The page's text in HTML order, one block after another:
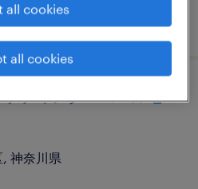
ティング・コールセ
神奈川県
all cookies
all cookies